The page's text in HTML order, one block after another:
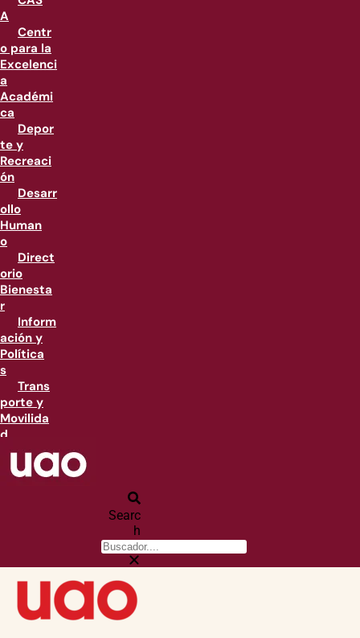
A
Centr
o para la
Excelenci
a
Académi
ca
Depor
te y
Recreaci
ón
Desarr
ollo
Human
o
Direct
orio
Bienesta
r
Inform
ación y
Política
s
Trans
porte y
Movilida
d
Searc
h